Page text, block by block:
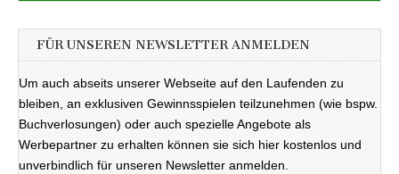
FÜR UNSEREN NEWSLETTER ANMELDEN
Um auch abseits unserer Webseite auf den Laufenden zu
bleiben, an exklusiven Gewinnsspielen teilzunehmen (wie bspw.
Buchverlosungen) oder auch spezielle Angebote als
Werbepartner zu erhalten können sie sich hier kostenlos und
unverbindlich für unseren Newsletter anmelden.